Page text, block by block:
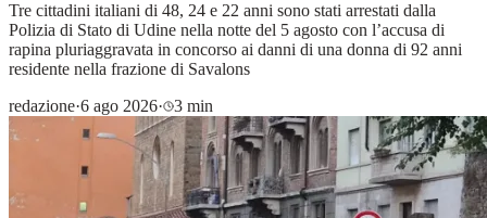
Tre cittadini italiani di 48, 24 e 22 anni sono stati arrestati dalla
Polizia di Stato di Udine nella notte del 5 agosto con l’accusa di
rapina pluriaggravata in concorso ai danni di una donna di 92 anni
residente nella frazione di Savalons
redazione·6 ago 2026· 3 min